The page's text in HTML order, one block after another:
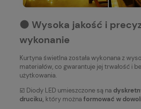
⚫️ Wysoka jakość i
wykonanie
Kurtyna świetlna została wykonana z
materiałów, co gwarantuje jej trwałość i
użytkowania.
☑️ Diody LED umieszczone są na
druciku, który można formować w